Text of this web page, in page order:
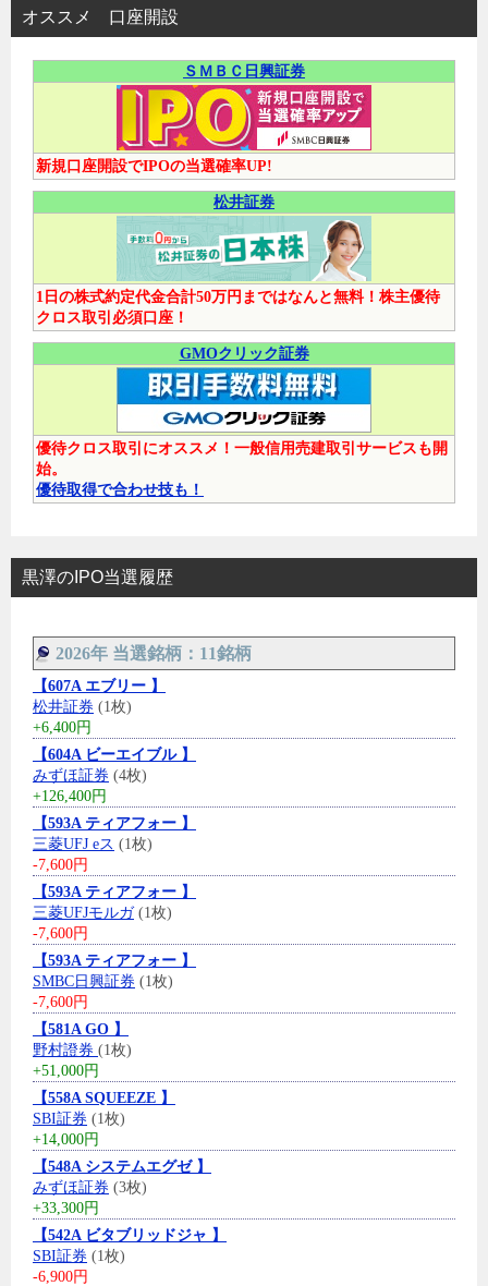
オススメ 口座開設
ＳＭＢＣ日興証券
新規口座開設でIPOの当選確率UP!
松井証券
1日の株式約定代金合計50万円まではなんと無料！株主優待
クロス取引必須口座！
GMOクリック証券
優待クロス取引にオススメ！一般信用売建取引サービスも開
始。
優待取得で合わせ技も！
黒澤のIPO当選履歴
2026年 当選銘柄：11銘柄
【607A エブリー 】
松井証券 (1枚)
+6,400円
【604A ビーエイブル 】
みずほ証券 (4枚)
+126,400円
【593A ティアフォー 】
三菱UFJ eス (1枚)
-7,600円
【593A ティアフォー 】
三菱UFJモルガ(1枚)
-7,600円
【593A ティアフォー 】
SMBC日興証券 (1枚)
-7,600円
【581A GO 】
野村證券 (1枚)
+51,000円
【558A SQUEEZE 】
SBI証券 (1枚)
+14,000円
【548A システムエグゼ 】
みずほ証券 (3枚)
+33,300円
【542A ビタブリッドジャ 】
SBI証券 (1枚)
-6,900円